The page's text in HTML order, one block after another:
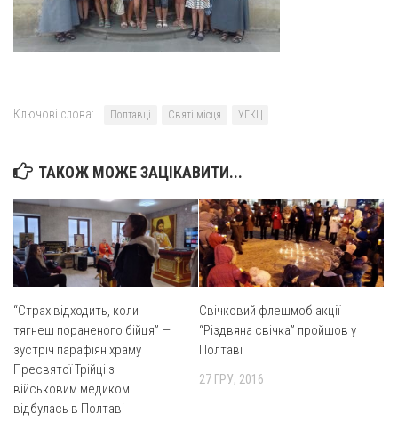
Ключові слова: Полтавці Святі місця УГКЦ
ТАКОЖ МОЖЕ ЗАЦІКАВИТИ...
“Страх відходить, коли
тягнеш пораненого бійця” —
зустріч парафіян храму
Пресвятої Трійці з
військовим медиком
відбулась в Полтаві
Свічковий флешмоб акції
“Різдвяна свічка” пройшов у
Полтаві
27 ГРУ, 2016